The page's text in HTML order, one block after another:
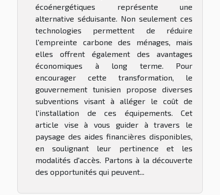
écoénergétiques représente une
alternative séduisante. Non seulement ces
technologies permettent de réduire
l'empreinte carbone des ménages, mais
elles offrent également des avantages
économiques à long terme. Pour
encourager cette transformation, le
gouvernement tunisien propose diverses
subventions visant à alléger le coût de
l'installation de ces équipements. Cet
article vise à vous guider à travers le
paysage des aides financières disponibles,
en soulignant leur pertinence et les
modalités d'accès. Partons à la découverte
des opportunités qui peuvent...